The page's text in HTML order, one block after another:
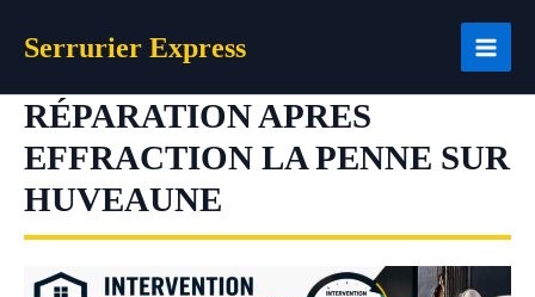
Serrurier Express
RÉPARATION APRES
EFFRACTION LA PENNE SUR
HUVEAUNE